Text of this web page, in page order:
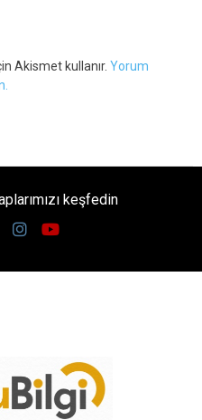
Akismet kullanır. Yorum
keşfedin